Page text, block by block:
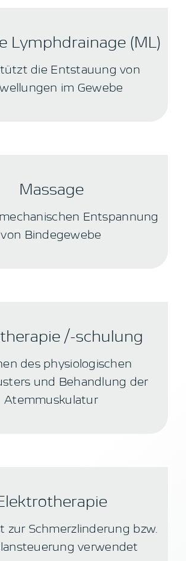
Lymphdrainage (ML)
die Entstauung von
im Gewebe
Massage
Entspannung
von Bindegewebe
/-schulung
des physiologischen
und Behandlung der
Atemmuskulatur
zur Schmerzlinderung bzw.
verwendet